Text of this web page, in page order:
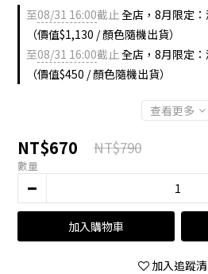
至08/31 16:00截止全店，8月限定
（價值$1,130 / 顏色隨機出貨）
至08/31 16:00截止全店，8月限定
（價值$450 / 顏色隨機出貨）
查看更多
NT$670 NT$790
數量
加入購物車
加入追蹤